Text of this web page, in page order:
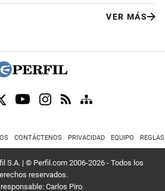
VER MÁS
CONTÁCTENOS PRIVACIDAD EQUIPO
S.A. | © Perfil.com 2006-2026 - Todos los
reservados.
Carlos Piro.